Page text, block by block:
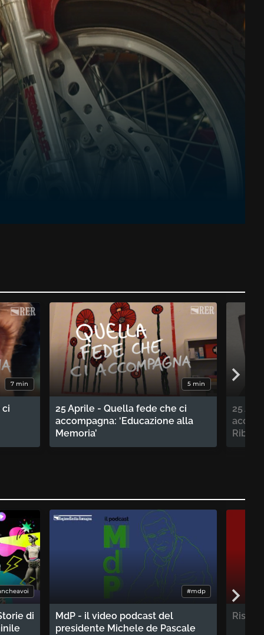
7 min
ci
5 min
25 Aprile - Quella fede che ci
accompagna: ‘Educazione alla
Memoria’
25
di
#mdp
MdP - il video podcast del
presidente Michele de Pascale